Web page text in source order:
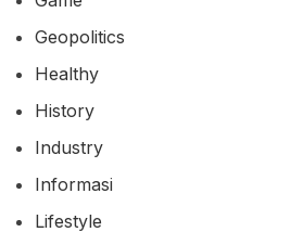
Geopolitics
Healthy
History
Industry
Informasi
Lifestyle